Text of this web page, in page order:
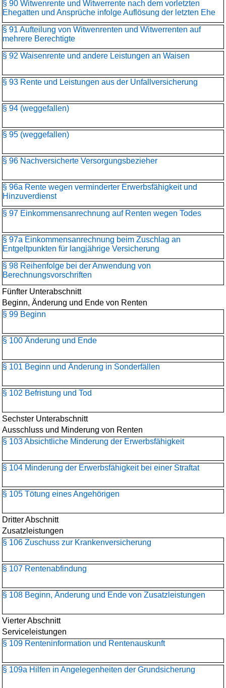
§ 90 Witwenrente und Witwerrente nach dem vorletzten
Ehegatten und Ansprüche infolge Auflösung der letzten Ehe
§ 91 Aufteilung von Witwenrenten und Witwerrenten auf
mehrere Berechtigte
§ 92 Waisenrente und andere Leistungen an Waisen
§ 93 Rente und Leistungen aus der Unfallversicherung
§ 94 (weggefallen)
§ 95 (weggefallen)
§ 96 Nachversicherte Versorgungsbezieher
§ 96a Rente wegen verminderter Erwerbsfähigkeit und
Hinzuverdienst
§ 97 Einkommensanrechnung auf Renten wegen Todes
§ 97a Einkommensanrechnung beim Zuschlag an
Entgeltpunkten für langjährige Versicherung
§ 98 Reihenfolge bei der Anwendung von
Berechnungsvorschriften
Fünfter Unterabschnitt
Beginn, Änderung und Ende von Renten
§ 99 Beginn
§ 100 Änderung und Ende
§ 101 Beginn und Änderung in Sonderfällen
§ 102 Befristung und Tod
Sechster Unterabschnitt
Ausschluss und Minderung von Renten
§ 103 Absichtliche Minderung der Erwerbsfähigkeit
§ 104 Minderung der Erwerbsfähigkeit bei einer Straftat
§ 105 Tötung eines Angehörigen
Dritter Abschnitt
Zusatzleistungen
§ 106 Zuschuss zur Krankenversicherung
§ 107 Rentenabfindung
§ 108 Beginn, Änderung und Ende von Zusatzleistungen
Vierter Abschnitt
Serviceleistungen
§ 109 Renteninformation und Rentenauskunft
§ 109a Hilfen in Angelegenheiten der Grundsicherung